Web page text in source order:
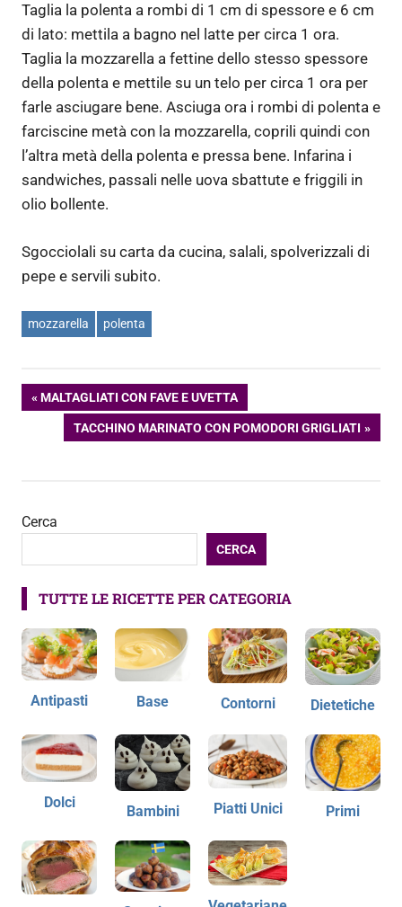
Taglia la polenta a rombi di 1 cm di spessore e 6 cm
di lato: mettila a bagno nel latte per circa 1 ora.
Taglia la mozzarella a fettine dello stesso spessore
della polenta e mettile su un telo per circa 1 ora per
farle asciugare bene. Asciuga ora i rombi di polenta e
farciscine metà con la mozzarella, coprili quindi con
l’altra metà della polenta e pressa bene. Infarina i
sandwiches, passali nelle uova sbattute e friggili in
olio bollente.
Sgocciolali su carta da cucina, salali, spolverizzali di
pepe e servili subito.
mozzarella polenta
Navigazione
articoli
ARTICOLO
PRECEDENTE:
MALTAGLIATI CON FAVE E UVETTA
ARTICOLO
SUCCESSIVO:
TACCHINO MARINATO CON POMODORI GRIGLIATI
Cerca
CERCA
TUTTE LE RICETTE PER CATEGORIA
Antipasti Base Contorni Dietetiche
Dolci
Bambini Piatti Unici Primi